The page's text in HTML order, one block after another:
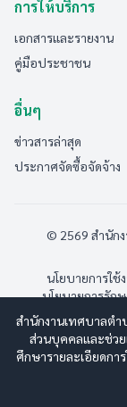
การให้บริการ
เอกสารและรายงาน
คู่มือประชาชน
อื่นๆ
ข่าวสารล่าสุด
ประกาศจัดซื้อจัดจ้าง
© 2569 สำนัก
นโยบายการใช้
นโยบายการรัก
ออนไ
สำนักงานเทศบาลตำ
ส่วนบุคคลและช่วย
ศึกษารายละเอียดกา